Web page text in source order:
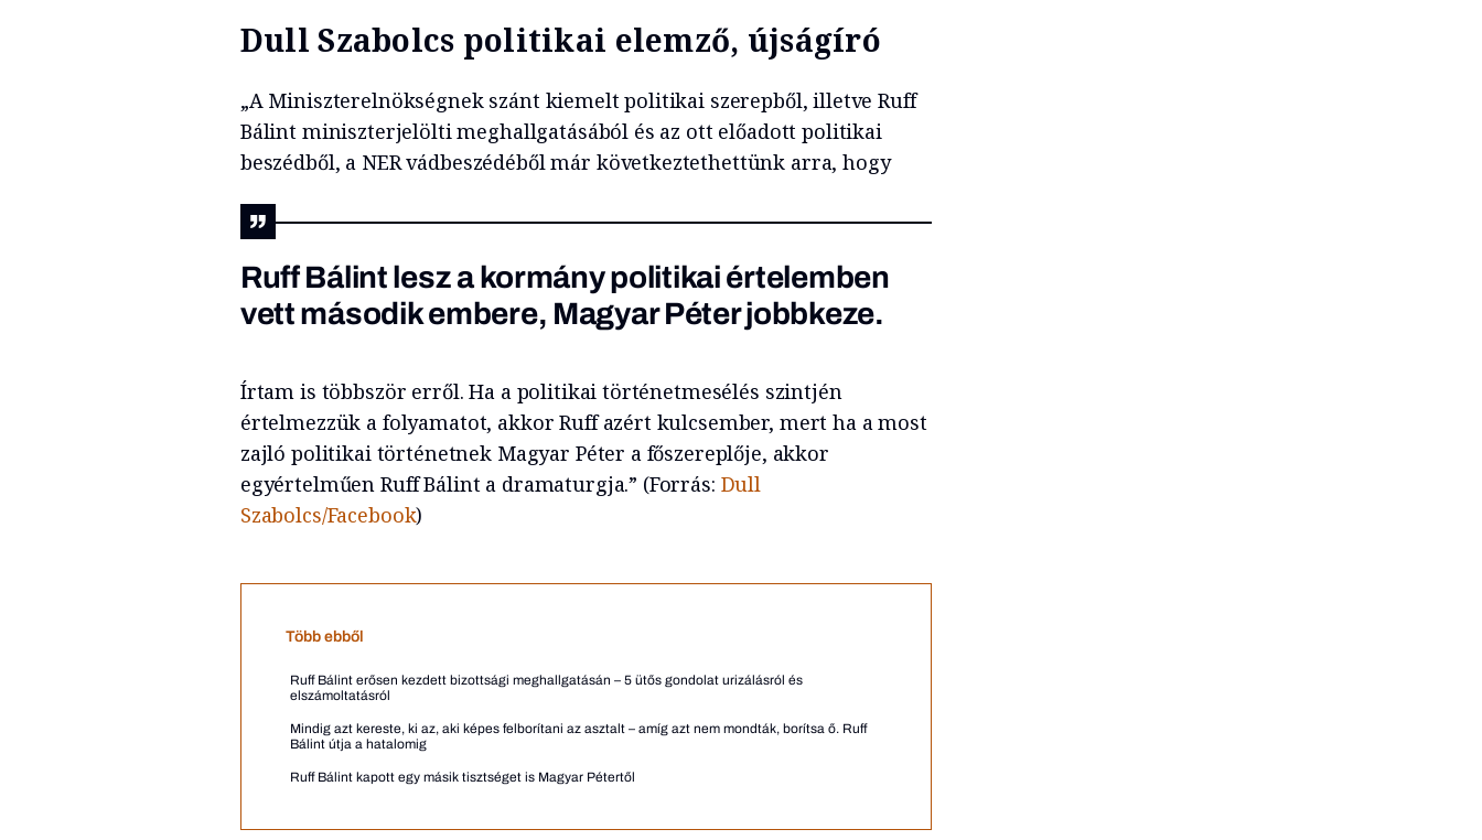
Dull Szabolcs politikai elemző, újságíró
„A Miniszterelnökségnek szánt kiemelt politikai szerepből, illetve Ruff
Bálint miniszterjelölti meghallgatásából és az ott előadott politikai
beszédből, a NER vádbeszédéből már következtethettünk arra, hogy
Ruff Bálint lesz a kormány politikai értelemben
vett második embere, Magyar Péter jobbkeze.
Írtam is többször erről. Ha a politikai történetmesélés szintjén
értelmezzük a folyamatot, akkor Ruff azért kulcsember, mert ha a most
zajló politikai történetnek Magyar Péter a főszereplője, akkor
egyértelműen Ruff Bálint a dramaturgja.” (Forrás: Dull
Szabolcs/Facebook)
Több ebből
Ruff Bálint erősen kezdett bizottsági meghallgatásán – 5 ütős gondolat urizálásról és
elszámoltatásról
Mindig azt kereste, ki az, aki képes felborítani az asztalt – amíg azt nem mondták, borítsa ő. Ruff
Bálint útja a hatalomig
Ruff Bálint kapott egy másik tisztséget is Magyar Pétertől